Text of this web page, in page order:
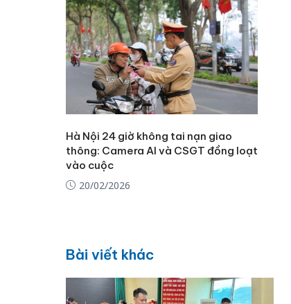
Hà Nội 24 giờ không tai nạn giao
thông: Camera AI và CSGT đồng loạt
vào cuộc
20/02/2026
Bài viết khác